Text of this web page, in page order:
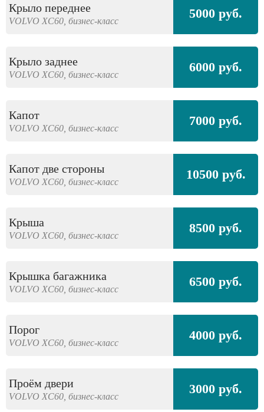
Крыло переднее
VOLVO XC60, бизнес-класс 5000 руб.
Крыло заднее
VOLVO XC60, бизнес-класс 6000 руб.
Капот
VOLVO XC60, бизнес-класс 7000 руб.
Капот две стороны
VOLVO XC60, бизнес-класс 10500 руб.
Крыша
VOLVO XC60, бизнес-класс 8500 руб.
Крышка багажника
VOLVO XC60, бизнес-класс 6500 руб.
Порог
VOLVO XC60, бизнес-класс 4000 руб.
Проём двери
VOLVO XC60, бизнес-класс 3000 руб.